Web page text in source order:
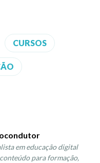
CURSOS
em educação digital
para formação,